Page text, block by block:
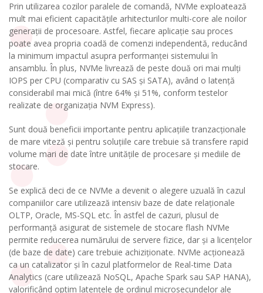
Prin utilizarea cozilor paralele de comandă, NVMe exploatează
mult mai eficient capacitățile arhitecturilor multi-core ale noilor
generații de procesoare. Astfel, fiecare aplicație sau proces
poate avea propria coadă de comenzi independentă, reducând
la minimum impactul asupra performanței sistemului în
ansamblu. În plus, NVMe livrează de peste două ori mai mulți
IOPS per CPU (comparativ cu SAS și SATA), având o latență
considerabil mai mică (între 64% și 51%, conform testelor
realizate de organizația NVM Express).
Sunt două beneficii importante pentru aplicațiile tranzacționale
de mare viteză și pentru soluțiile care trebuie să transfere rapid
volume mari de date între unitățile de procesare și mediile de
stocare.
Se explică deci de ce NVMe a devenit o alegere uzuală în cazul
companiilor care utilizează intensiv baze de date relaționale
OLTP, Oracle, MS-SQL etc. În astfel de cazuri, plusul de
performanță asigurat de sistemele de stocare flash NVMe
permite reducerea numărului de servere fizice, dar și a licențelor
(de baze de date) care trebuie achiziționate. NVMe acționează
ca un catalizator și în cazul platformelor de Real-time Data
Analytics (care utilizează NoSQL, Apache Spark sau SAP HANA),
valorificând optim latențele de ordinul microsecundelor ale